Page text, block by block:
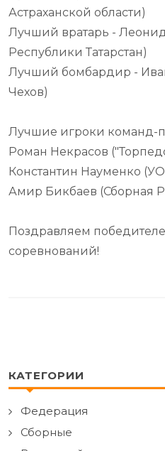
Астраханской области)
Лучший вратарь -
Республики Татарстан)
Лучший бомбардир -
Чехов)
Лучшие игроки команд-
Роман Некрасов
Константин Науменко
Амир Бикбаев (Сборная
Поздравляем
соревнований!
КАТЕГОРИИ
Федерация
Сборные